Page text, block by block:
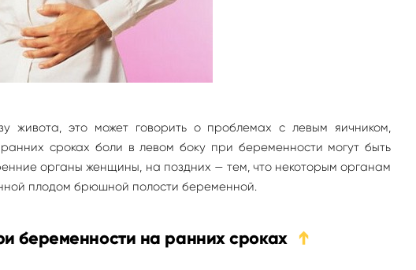
живота, это может говорить о проблемах с левым яичником,
сроках боли в левом боку при беременности могут быть
органы женщины, на поздних — тем, что некоторым органам
плодом брюшной полости беременной.
беременности на ранних сроках ➔